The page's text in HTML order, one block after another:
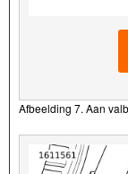
Afbeelding 7. Aan